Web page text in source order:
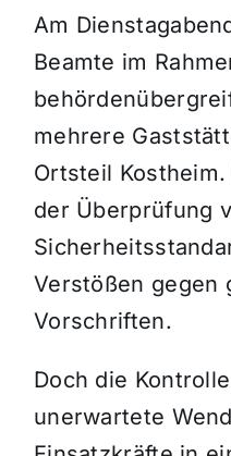
Am
Beamte im
mehrere
Ortsteil
der Überprüfung
Verstößen gegen
Vorschriften.
Doch die
unerwartete